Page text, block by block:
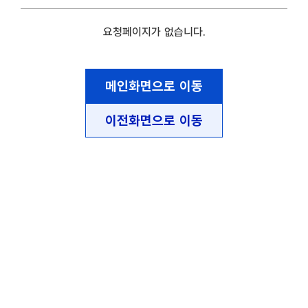
요청페이지가 없습니다.
메인화면으로 이동
이전화면으로 이동